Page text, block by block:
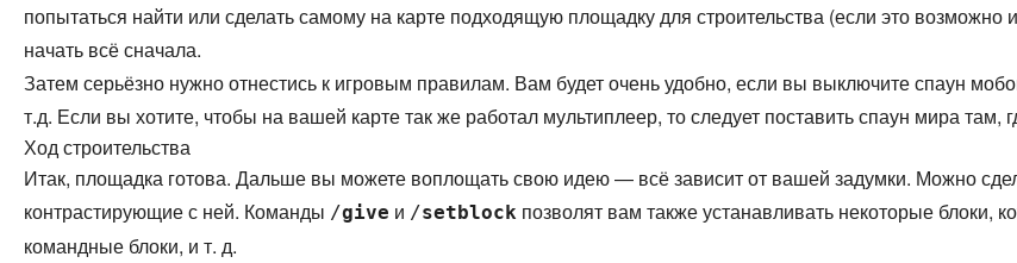
попытаться найти или сделать самому на карте подходящую площадку для строительства (если это возможно
начать всё сначала.
Затем серьёзно нужно отнестись к игровым правилам. Вам будет очень удобно, если вы выключите спаун
т.д. Если вы хотите, чтобы на вашей карте так же работал мультиплеер, то следует поставить спаун мира там,
Ход строительства
Итак, площадка готова. Дальше вы можете воплощать свою идею — всё зависит от вашей задумки. Можно
контрастирующие с ней. Команды /give и /setblock позволят вам также устанавливать некоторые
командные блоки, и т. д.